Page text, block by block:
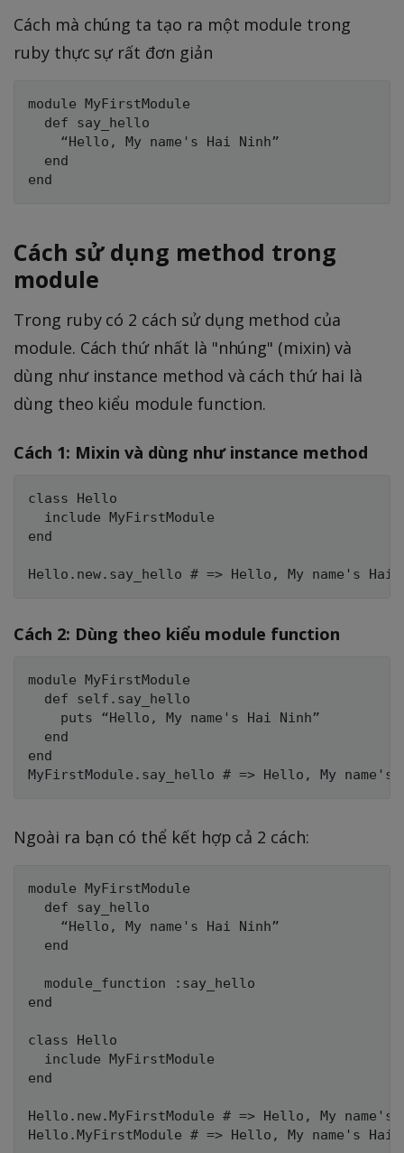
Cách mà chúng ta tạo ra một module trong
ruby thực sự rất đơn giản
module MyFirstModule
  def say_hello
    “Hello, My name's Hai Ninh”
  end
Cách sử dụng method trong
module
Trong ruby có 2 cách sử dụng method của
module. Cách thứ nhất là "nhúng" (mixin) và
dùng như instance method và cách thứ hai là
dùng theo kiểu module function.
Cách 1: Mixin và dùng như instance method
class Hello
  include MyFirstModule
end
Cách 2: Dùng theo kiểu module function
module MyFirstModule
  def self.say_hello
    puts “Hello, My name's Hai Ninh”
  end
end
Ngoài ra bạn có thể kết hợp cả 2 cách:
module MyFirstModule
  def say_hello
    “Hello, My name's Hai Ninh”
  end
  module_function :say_hello
end
class Hello
  include MyFirstModule
end
Hello.new.MyFirstModule # => Hello, My name's